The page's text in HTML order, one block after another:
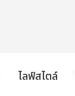
ไลฟ์สไตล์